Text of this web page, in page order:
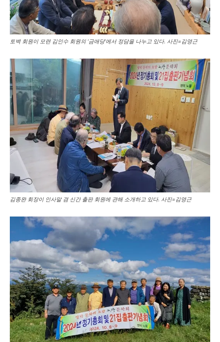
토벽 회원이 모련 김인수 회원의 ‘금애당’에서 정담을 나누고 있다. 사진=김영근
김종완 회장이 인사말 겸 신간 출판 회원에 관해 소개하고 있다. 사진=김영근